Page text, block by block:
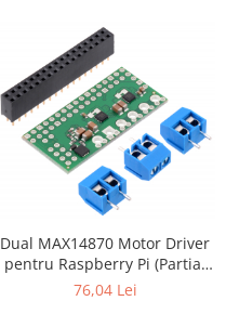
Dual MAX14870 Motor Driver
pentru Raspberry Pi (Partial
Kit)
76,04 Lei